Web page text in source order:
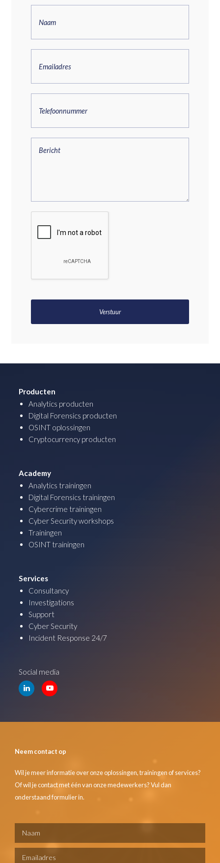
Producten
Analytics producten
Digital Forensics producten
OSINT oplossingen
Cryptocurrency producten
Academy
Analytics trainingen
Digital Forensics trainingen
Cybercrime trainingen
Cyber Security workshops
Trainingen
OSINT trainingen
Services
Consultancy
Investigations
Support
Cyber Security
Incident Response 24/7
Social media
Neem contact op
Wil je meer informatie over onze oplossingen, trainingen of services?
Of wil je contact met één van onze medewerkers? Vul dan
onderstaand formulier in.